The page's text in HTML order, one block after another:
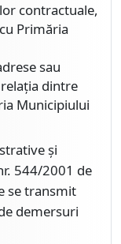
contractuale,
Primăria
sau
dintre
Municipiului
și
544/2001 de
se transmit
demersuri